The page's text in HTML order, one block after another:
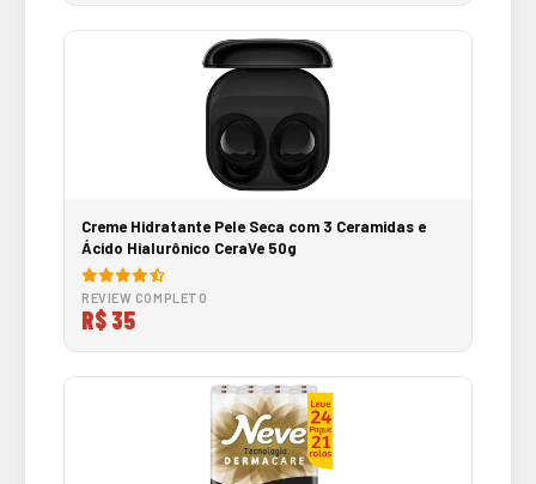
Creme Hidratante Pele Seca com 3 Ceramidas e
Ácido Hialurônico CeraVe 50g
REVIEW COMPLETO
R$ 35